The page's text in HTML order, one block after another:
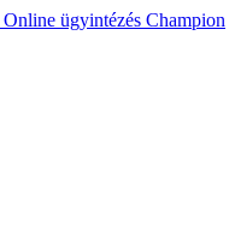
Online ügyintézés Champion